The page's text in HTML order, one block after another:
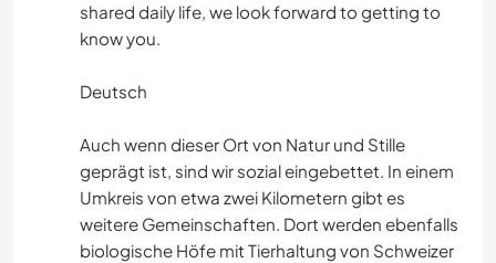
shared daily life, we look forward to getting to
know you.
Deutsch
Auch wenn dieser Ort von Natur und Stille
geprägt ist, sind wir sozial eingebettet. In einem
Umkreis von etwa zwei Kilometern gibt es
weitere Gemeinschaften. Dort werden ebenfalls
biologische Höfe mit Tierhaltung von Schweizer